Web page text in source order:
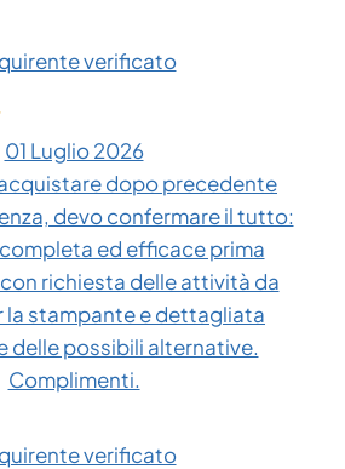
verificato
01 Luglio 2026
dopo precedente
devo confermare il tutto:
ed efficace prima
richiesta delle attività da
la stampante e dettagliata
delle possibili alternative.
Complimenti.
verificato